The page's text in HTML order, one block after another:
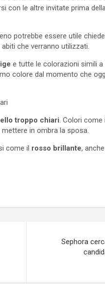
con le altre invitate prima
potrebbe essere utile
che verranno utilizzati.
e tutte le colorazioni simili
colore dal momento che
troppo chiari. Colori come
in ombra la sposa.
come il rosso brillante,
Sephora